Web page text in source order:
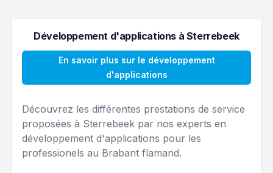
Développement d'applications à Sterrebeek
En savoir plus sur le développement
d'applications
Découvrez les différentes prestations de service
proposées à Sterrebeek par nos experts en
développement d'applications pour les
professionels au Brabant flamand.